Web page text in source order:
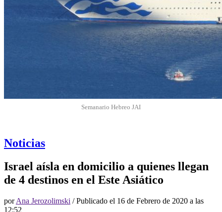
Semanario Hebreo JAI
Noticias
Israel aísla en domicilio a quienes llegan
de 4 destinos en el Este Asiático
porAna Jerozolimski / Publicado el 16 de Febrero de 2020 a las
12:52